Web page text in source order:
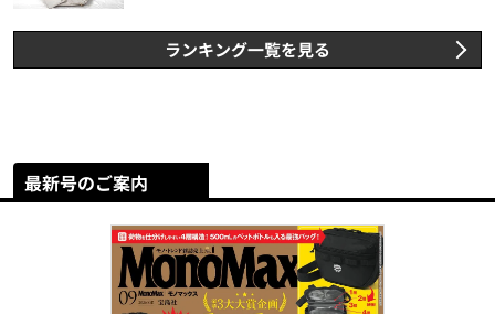
ランキング一覧を見る
最新号のご案内